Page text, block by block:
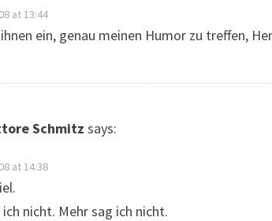
at 13:44
ein, genau meinen Humor zu treffen,
Schmitz says:
at 14:38
ich nicht. Mehr sag ich nicht.